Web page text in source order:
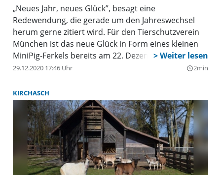
„Neues Jahr, neues Glück”, besagt eine
Redewendung, die gerade um den Jahreswechsel
herum gerne zitiert wird. Für den Tierschutzverein
München ist das neue Glück in Form eines kleinen
MiniPig-Ferkels bereits am 22. Dezember im
Gnadenhof Kirchasch bei Erding auf die Welt
29.12.2020 17:46 Uhr query_builder2min
KIRCHASCH